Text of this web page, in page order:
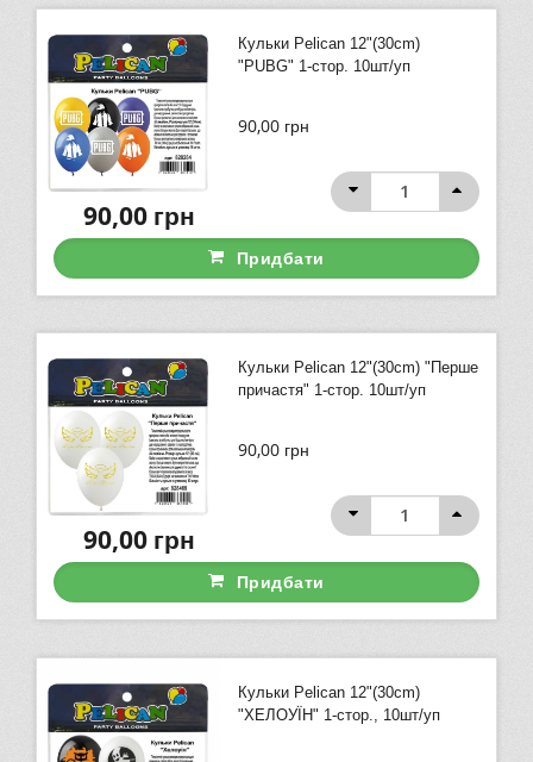
Кульки Pelican 12"(30сm)
"PUBG" 1-стор. 10шт/уп
90,00 грн
90,00грн
Придбати
Кульки Pelican 12"(30сm) "Перше
причастя" 1-стор. 10шт/уп
90,00 грн
90,00грн
Придбати
Кульки Pelican 12"(30сm)
"ХЕЛОУЇН" 1-стор., 10шт/уп